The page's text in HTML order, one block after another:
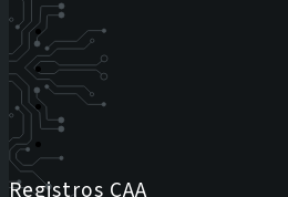
Registros CAA